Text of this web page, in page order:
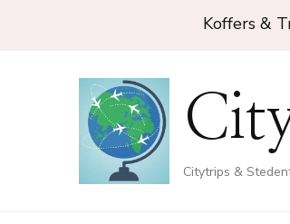
Koffers &
Citytrips &